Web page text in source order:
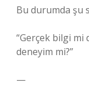
Bu durumda şu
“Gerçek bilgi mi
deneyim mi?”
—